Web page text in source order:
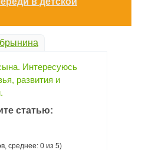
Интересуюсь
развития и
статью:
среднее: 0 из 5)